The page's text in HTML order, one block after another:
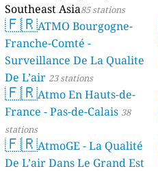
Southeast Asia85 stations
🇫🇷ATMO Bourgogne-
Franche-Comté -
Surveillance De La Qualite
De L’air 23 stations
🇫🇷Atmo En Hauts-de-
France - Pas-de-Calais 38
stations
🇫🇷AtmoGE - La Qualité
De L’air Dans Le Grand Est